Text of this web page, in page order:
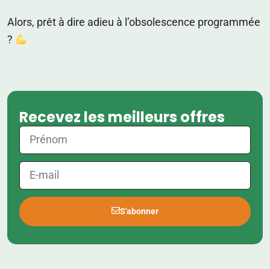
Alors, prêt à dire adieu à l’obsolescence programmée
?
Recevez les meilleurs offres
S'abonner